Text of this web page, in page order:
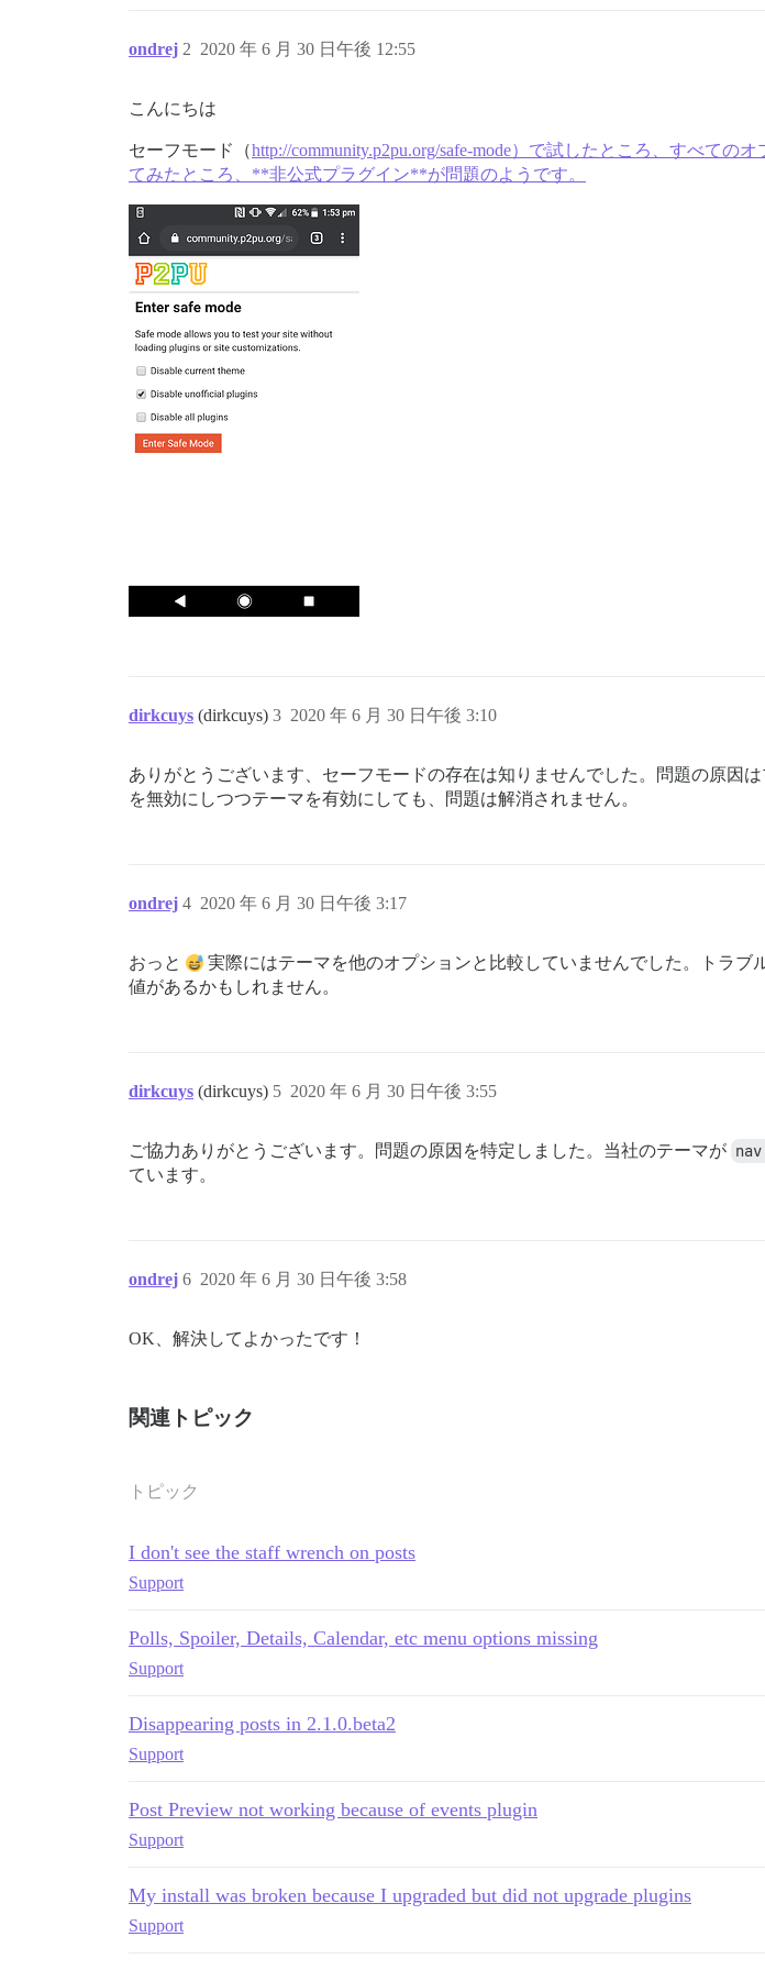
ondrej 2020 年 6 月 30 日午後 12:55
2
こんにちは
セーフモード（http://community.p2pu.org/safe-mode）で試したところ、すべて
てみたところ、**非公式プラグイン**が問題のようです。
dirkcuys (dirkcuys) 2020 年 6 月 30 日午後 3:10
3
ありがとうございます、セーフモードの存在は知りませんでした。問題の原因
を無効にしつつテーマを有効にしても、問題は解消されません。
ondrej 2020 年 6 月 30 日午後 3:17
4
おっと
実際にはテーマを他のオプションと比較していませんでした。トラ
値があるかもしれません。
dirkcuys (dirkcuys) 2020 年 6 月 30 日午後 3:55
5
ご協力ありがとうございます。問題の原因を特定しました。当社のテーマが
ています。
ondrej 2020 年 6 月 30 日午後 3:58
6
OK、解決してよかったです！
関連トピック
トピック
I don't see the staff wrench on posts
Support
Polls, Spoiler, Details, Calendar, etc menu options missing
Support
Disappearing posts in 2.1.0.beta2
Support
Post Preview not working because of events plugin
Support
My install was broken because I upgraded but did not upgrade plugins
Support